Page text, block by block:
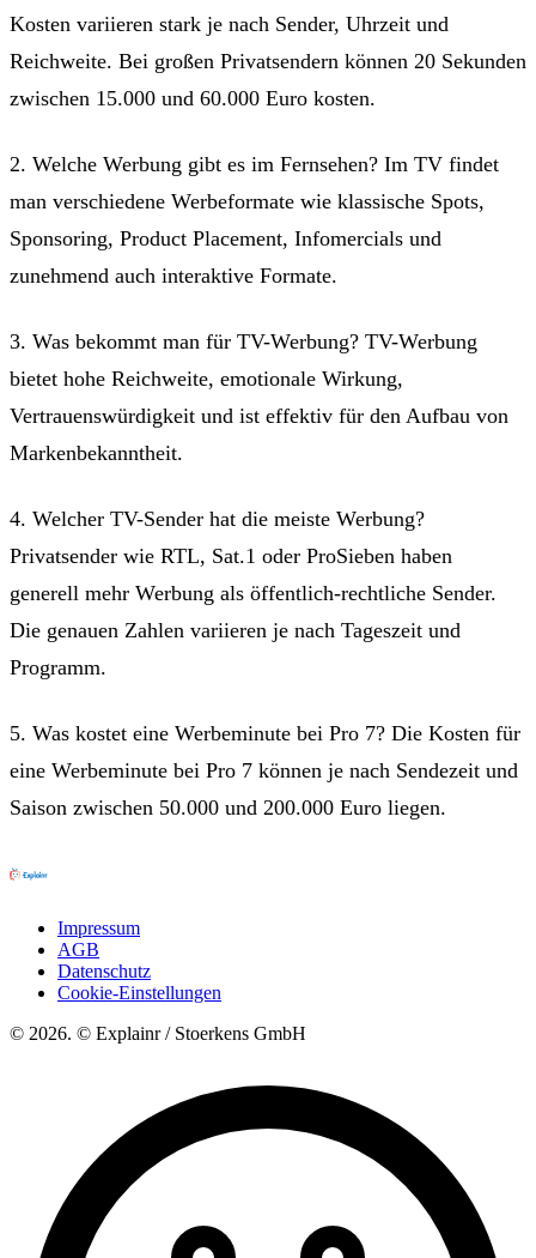
Kosten variieren stark je nach Sender, Uhrzeit und
Reichweite. Bei großen Privatsendern können 20 Sekunden
zwischen 15.000 und 60.000 Euro kosten.
2. Welche Werbung gibt es im Fernsehen? Im TV findet
man verschiedene Werbeformate wie klassische Spots,
Sponsoring, Product Placement, Infomercials und
zunehmend auch interaktive Formate.
3. Was bekommt man für TV-Werbung? TV-Werbung
bietet hohe Reichweite, emotionale Wirkung,
Vertrauenswürdigkeit und ist effektiv für den Aufbau von
Markenbekanntheit.
4. Welcher TV-Sender hat die meiste Werbung?
Privatsender wie RTL, Sat.1 oder ProSieben haben
generell mehr Werbung als öffentlich-rechtliche Sender.
Die genauen Zahlen variieren je nach Tageszeit und
Programm.
5. Was kostet eine Werbeminute bei Pro 7? Die Kosten für
eine Werbeminute bei Pro 7 können je nach Sendezeit und
Saison zwischen 50.000 und 200.000 Euro liegen.
Impressum
AGB
Datenschutz
Cookie-Einstellungen
© 2026. © Explainr / Stoerkens GmbH